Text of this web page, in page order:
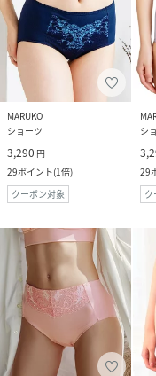
MARUKO
ショーツ
3,290 円
29ポイント(1倍)
クーポン対象
シ
29
ク